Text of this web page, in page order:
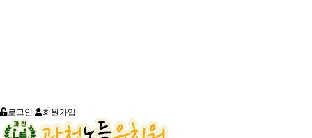
로그인 회원가입